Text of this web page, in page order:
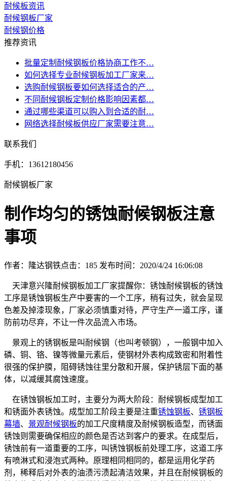
耐候板资讯
耐候钢板厂家
耐候钢价格
推荐资讯
批量定制耐候钢板价格协商工作不…
如何选择专业耐候钢板加工厂家来…
选购耐候钢板要如何选择适合的产…
不同耐候钢板定制价格影响因素都…
通过哪些渠道可以购入到合适的耐…
网络选择耐候板供应厂家需要注意…
联系我们
手机：13612180456
耐候钢板厂家
制作均匀的锈蚀耐候钢板注意
事项
作者：隆达钢铁点击： 185 发布时间：2020/4/24 16:06:08
天津意兴隆耐候钢板加工厂家提醒你：锈蚀耐候钢板的锈蚀
工序是锈蚀钢板生产中要害的一个工序，稍有过失，就会呈现
色差及掉漆现象，厂家必须慎重对待，严守生产一道工序，谨
防前功尽弃，不让一件次品流入市场。
景观上的锈钢板是叫耐候钢（也叫考顿钢），一般钢中加入
磷、铜、铬、镍等微量元素后，使钢材外表构成致密和附着性
很强的保护膜，阻碍锈蚀往里分散和开展，保护锈层下面的基
体，以减缓其腐蚀速度。
在锈蚀钢板加工时，主要分为两大阶段：耐候钢板成型加工
和锈面外表锈蚀。成型加工阶段主要是注重锈蚀钢板、 锈钢板
幕墙、 景观耐候钢板的加工尺度精度及耐候钢板造型，而锈面
锈蚀则需要确保相应的颜色是否达到客户的要求。在成型后，
锈蚀前有一道重要的工序，叫锈蚀钢板前处理工序，这道工序
有喷淋式和浸泡式两种。原理相同相同的，都是运用化学药
剂，稀释后对外表的油渍污渍起清洁效果，并且在耐候钢板的